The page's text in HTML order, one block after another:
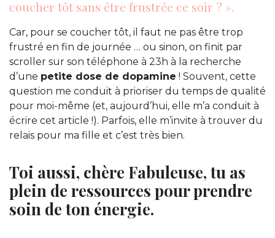
coucher tôt sans être frustrée ce soir ? ».
Car, pour se coucher tôt, il faut ne pas être trop
frustré en fin de journée … ou sinon, on finit par
scroller sur son téléphone à 23h à la recherche
d’une petite dose de dopamine ! Souvent, cette
question me conduit à prioriser du temps de qualité
pour moi-même (et, aujourd’hui, elle m’a conduit à
écrire cet article !). Parfois, elle m’invite à trouver du
relais pour ma fille et c’est très bien.
Toi aussi, chère Fabuleuse, tu as
plein de ressources pour prendre
soin de ton énergie.